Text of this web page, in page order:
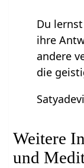
Du
ihre
andere
die
Weitere
und